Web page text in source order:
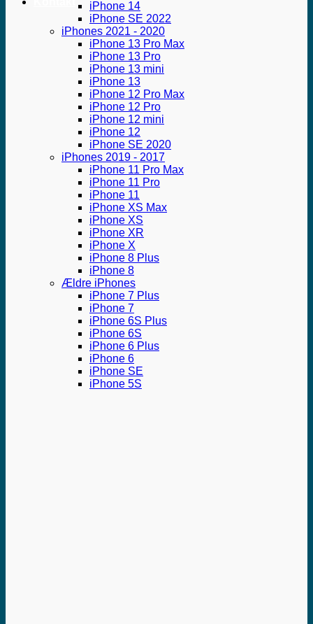
iPhone 14
iPhone SE 2022
iPhones 2021 - 2020
iPhone 13 Pro Max
iPhone 13 Pro
iPhone 13 mini
iPhone 13
iPhone 12 Pro Max
iPhone 12 Pro
iPhone 12 mini
iPhone 12
iPhone SE 2020
iPhones 2019 - 2017
iPhone 11 Pro Max
iPhone 11 Pro
iPhone 11
iPhone XS Max
iPhone XS
iPhone XR
iPhone X
iPhone 8 Plus
iPhone 8
Ældre iPhones
iPhone 7 Plus
iPhone 7
iPhone 6S Plus
iPhone 6S
iPhone 6 Plus
iPhone 6
iPhone SE
iPhone 5S